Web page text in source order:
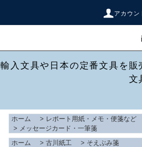
アカウン
輸入文具や日本の定番文具を販
文
ホーム > レポート用紙・メモ・便箋など
> メッセージカード・一筆箋
ホーム
> 古川紙工 > そえぶみ箋